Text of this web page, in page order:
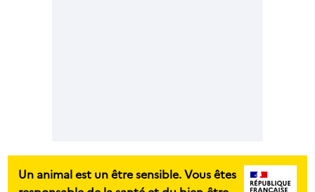
Un animal est un être sensible. Vous êtes